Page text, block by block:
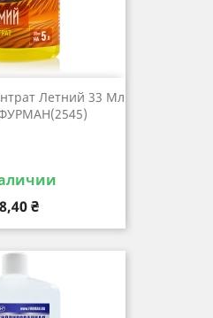
Летний 33 Мл
₴